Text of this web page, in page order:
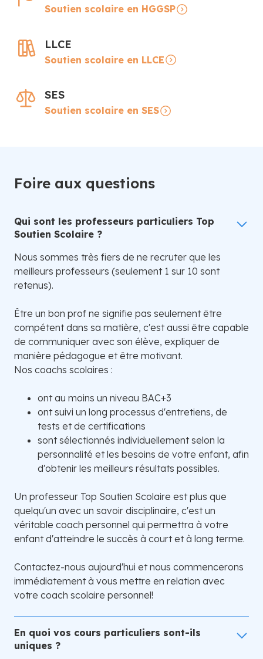
Soutien scolaire en HGGSP
LLCE
Soutien scolaire en LLCE
SES
Soutien scolaire en SES
Foire aux questions
Qui sont les professeurs particuliers Top
Soutien Scolaire ?
Nous sommes très fiers de ne recruter que les
meilleurs professeurs (seulement 1 sur 10 sont
retenus).
Être un bon prof ne signifie pas seulement être
compétent dans sa matière, c'est aussi être capable
de communiquer avec son élève, expliquer de
manière pédagogue et être motivant.
Nos coachs scolaires :
ont au moins un niveau BAC+3
ont suivi un long processus d'entretiens, de
tests et de certifications
sont sélectionnés individuellement selon la
personnalité et les besoins de votre enfant, afin
d'obtenir les meilleurs résultats possibles.
Un professeur Top Soutien Scolaire est plus que
quelqu'un avec un savoir disciplinaire, c'est un
véritable coach personnel qui permettra à votre
enfant d'atteindre le succès à court et à long terme.
Contactez-nous aujourd'hui et nous commencerons
immédiatement à vous mettre en relation avec
votre coach scolaire personnel!
En quoi vos cours particuliers sont-ils
uniques ?